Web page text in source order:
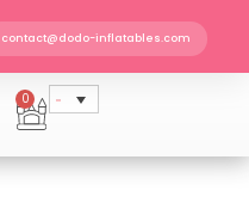
contact@dodo-inflatables.com
0
Wózek